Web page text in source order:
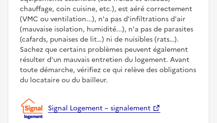
chauffage, coin cuisine, etc.), est aéré correctement
(VMC ou ventilation...), n'a pas d'infiltrations d'air
(mauvaise isolation, humidité...), n'a pas de parasites
(cafards, punaises de lit…) ni de nuisibles (rats…).
Sachez que certains problèmes peuvent également
résulter d'un mauvais entretien du logement. Avant
toute démarche, vérifiez ce qui relève des obligations
du locataire ou du bailleur.
Signal Logement – signalement